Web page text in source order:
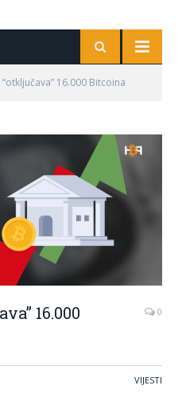
16.000 Bitcoina
16.000
0
VIJESTI